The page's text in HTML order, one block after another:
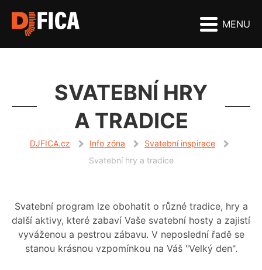
MENU
SVATEBNÍ HRY
A TRADICE
DJFICA.cz Info zóna
Svatební inspirace
Svatební hry a tradice
Svatební program lze obohatit o různé tradice, hry a
další aktivy, které zabaví Vaše svatební hosty a zajistí
vyváženou a pestrou zábavu. V neposlední řadě se
stanou krásnou vzpomínkou na Váš "Velký den".